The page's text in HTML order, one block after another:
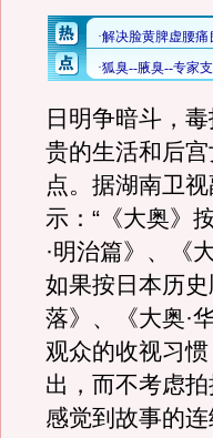
日明争暗斗，
贵的生活和后
点。据湖南卫
示：“《大奥》
·明治篇》、《
如果按日本历
落》、《大奥·
观众的收视习
出，而不考虑
感觉到故事的连